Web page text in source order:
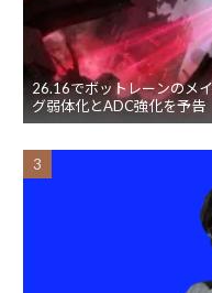
26.16でボットレーンのメ
グ弱体化とADC強化を予告